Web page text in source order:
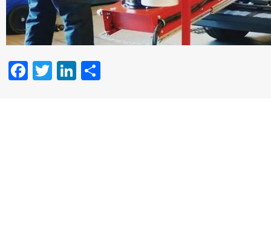
Facebook
TwitterLinkedIn